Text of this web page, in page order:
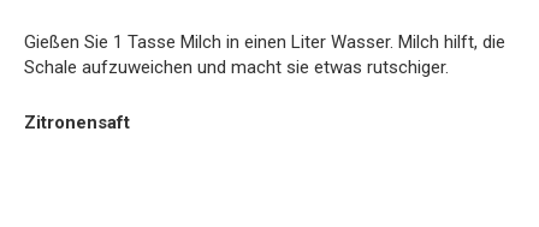
Gießen Sie 1 Tasse Milch in einen Liter Wasser. Milch hilft, die
Schale aufzuweichen und macht sie etwas rutschiger.
Zitronensaft